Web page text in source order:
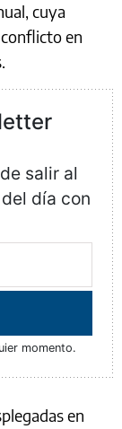
cuya
en
salir al
día con
momento.
en